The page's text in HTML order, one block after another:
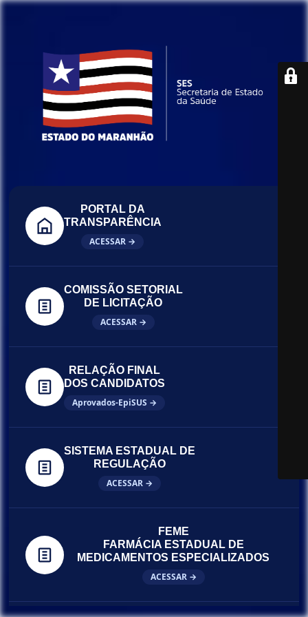
PORTAL DA
TRANSPARÊNCIA
ACESSAR →
COMISSÃO SETORIAL
DE LICITAÇÃO
ACESSAR →
RELAÇÃO FINAL
DOS CANDIDATOS
Aprovados-EpiSUS →
SISTEMA ESTADUAL DE
REGULAÇÃO
ACESSAR →
FEME
FARMÁCIA ESTADUAL DE
MEDICAMENTOS ESPECIALIZADOS
ACESSAR →